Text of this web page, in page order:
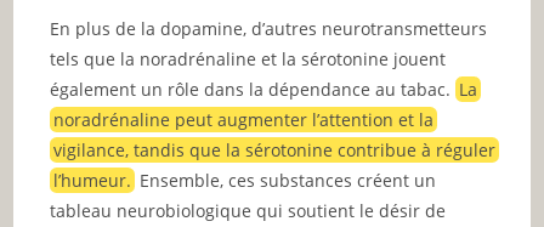
En plus de la dopamine, d’autres neurotransmetteurs
tels que la noradrénaline et la sérotonine jouent
également un rôle dans la dépendance au tabac.La
noradrénaline peut augmenter l’attention et la
vigilance, tandis que la sérotonine contribue à réguler
l’humeur. Ensemble, ces substances créent un
tableau neurobiologique qui soutient le désir de